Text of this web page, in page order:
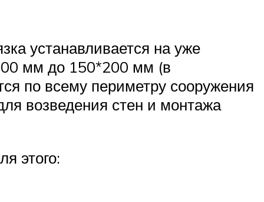
устанавливается на уже
мм до 150*200 мм (в
по всему периметру сооружения
возведения стен и монтажа
этого: